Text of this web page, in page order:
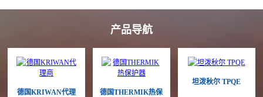
产品导航
德国KRIWAN代理
德国THERMIK热保
坦泼秋尔 TPQE